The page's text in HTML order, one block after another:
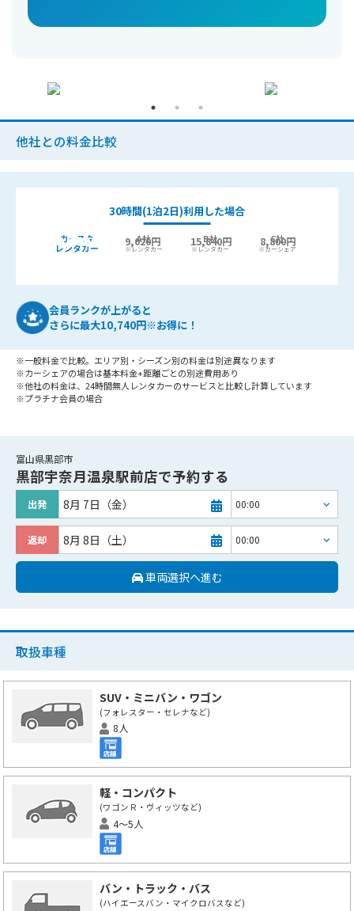
他社との料金比較
30時間(1泊2日)利用した場合
最大9,440円お得!
6,400円 9,020円 15,840円 8,800円
カースタ
レンタカー
A社
※レンタカー
B社
※レンタカー
C社
※カーシェア
会員ランクが上がると
さらに最大10,740円※お得に！
※一般料金で比較。エリア別・シーズン別の料金は別途異なります
※カーシェアの場合は基本料金+距離ごとの別途費用あり
※他社の料金は、24時間無人レンタカーのサービスと比較し計算しています
※プラチナ会員の場合
富山県黒部市
黒部宇奈月温泉駅前店で予約する
出発 8月 7日（金）
返却 8月 8日（土）
車両選択へ進む
取扱車種
SUV・ミニバン・ワゴン
(フォレスター・セレナなど)
8人
軽・コンパクト
(ワゴンＲ・ヴィッツなど)
4～5人
バン・トラック・バス
(ハイエースバン・マイクロバスなど)